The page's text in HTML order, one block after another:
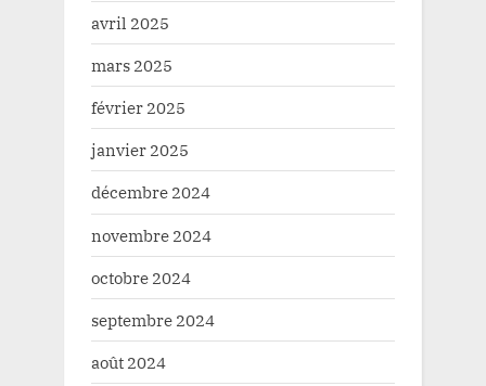
avril 2025
mars 2025
février 2025
janvier 2025
décembre 2024
novembre 2024
octobre 2024
septembre 2024
août 2024